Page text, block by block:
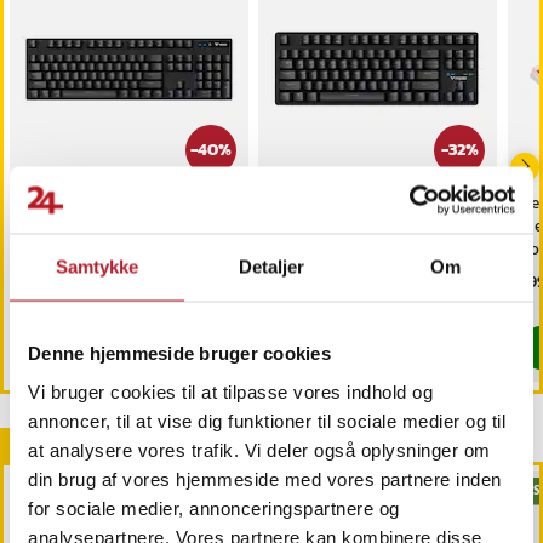
Samtykke Detaljer Om
Denne hjemmeside bruger cookies
Vi bruger cookies til at tilpasse vores indhold og
annoncer, til at vise dig funktioner til sociale medier og til
at analysere vores trafik. Vi deler også oplysninger om
din brug af vores hjemmeside med vores partnere inden
for sociale medier, annonceringspartnere og
analysepartnere. Vores partnere kan kombinere disse
-40%
Rapoo V500PRO 2,4 GHz
Nuværende pris
149 kr.Tidligere pris:249 kr.
149 kr. 249 kr.
Findes på lager, Leveres i løbet af 1-2 hverdage
Køb
-32%
Rapoo V500PRO 2,4 GHz
Nuværende pris
169 kr.
Andre købte også
BESTSELLERE